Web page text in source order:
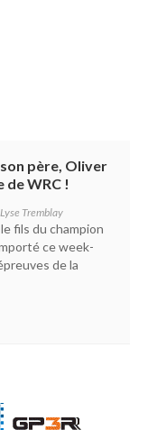
son père, Oliver
WRC !
Tremblay
fils du champion
ce week-
de la